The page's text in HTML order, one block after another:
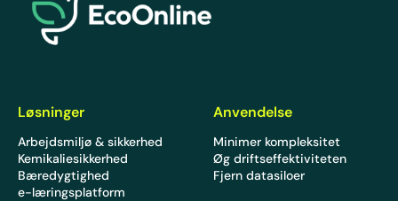
Løsninger
Arbejdsmiljø & sikkerhed
Kemikaliesikkerhed
Bæredygtighed
e-læringsplatform
Anvendelse
Minimer kompleksitet
Øg driftseffektiviteten
Fjern datasiloer